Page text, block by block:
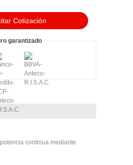
Cotización
garantizado
continua mediante